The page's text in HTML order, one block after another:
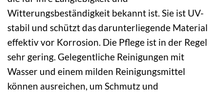
Witterungsbeständigkeit bekannt ist. Sie ist UV-
stabil und schützt das darunterliegende Material
effektiv vor Korrosion. Die Pflege ist in der Regel
sehr gering. Gelegentliche Reinigungen mit
Wasser und einem milden Reinigungsmittel
können ausreichen, um Schmutz und